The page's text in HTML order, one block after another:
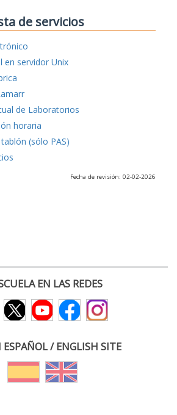
de servicios
en servidor Unix
de Laboratorios
horaria
(sólo PAS)
Fecha de revisión: 02-02-2026
EN LAS REDES
/ ENGLISH SITE